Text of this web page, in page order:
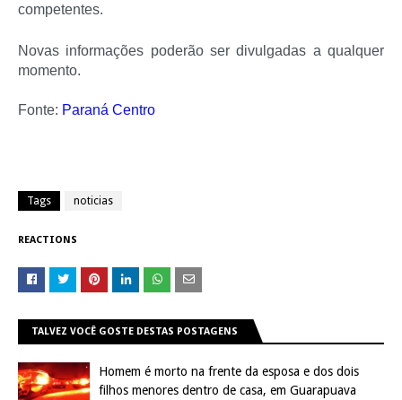
competentes.
Novas informações poderão ser divulgadas a qualquer
momento.
Fonte: Paraná Centro
Tags noticias
REACTIONS
TALVEZ VOCÊ GOSTE DESTAS POSTAGENS
Homem é morto na frente da esposa e dos dois
filhos menores dentro de casa, em Guarapuava